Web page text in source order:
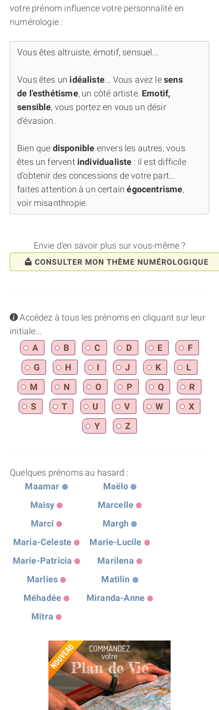
votre prénom influence votre personnalité en
numérologie :
Vous êtes altruiste, émotif, sensuel...
Vous êtes un idéaliste... Vous avez lesens
de l'esthétisme, un côté artiste. Emotif,
sensible, vous portez en vous un désir
d'évasion.
Bien que disponible envers les autres, vous
êtes un fervent individualiste : il est difficile
d'obtenir des concessions de votre part...
faites attention à un certainégocentrisme,
voir misanthropie.
Envie d'en savoir plus sur vous-même ?
CONSULTER MON THÈME NUMÉROLOGIQUE
infoAccédez à tous les prénoms en cliquant sur leur
initiale...
A
B C D E
F
G
H I J K
L
M
N O P Q
R
S
T U V W
X
Y
Z
Quelques prénoms au hasard :
Maamar
Maëlo
Maisy
Marcelle
Marci
Margh
Maria-Celeste
Marie-Lucile
Marie-Patricia
Marilena
Marlies
Matilin
Méhadée
Miranda-Anne
Mitra